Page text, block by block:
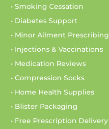
• Smoking Cessation
• Diabetes Support
• Minor Ailment Prescribing
• Injections & Vaccinations
• Medication Reviews
• Compression Socks
• Home Health Supplies
• Blister Packaging
• Free Prescription Delivery